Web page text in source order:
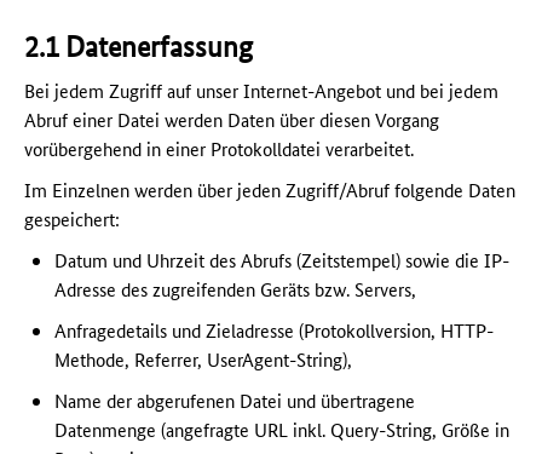
2.1 Datenerfassung
Bei jedem Zugriff auf unser Internet-Angebot und bei jedem
Abruf einer Datei werden Daten über diesen Vorgang
vorübergehend in einer Protokolldatei verarbeitet.
Im Einzelnen werden über jeden Zugriff/Abruf folgende Daten
gespeichert:
Datum und Uhrzeit des Abrufs (Zeitstempel) sowie die IP-
Adresse des zugreifenden Geräts bzw. Servers,
Anfragedetails und Zieladresse (Protokollversion, HTTP-
Methode, Referrer, UserAgent-String),
Name der abgerufenen Datei und übertragene
Datenmenge (angefragte URL inkl. Query-String, Größe in